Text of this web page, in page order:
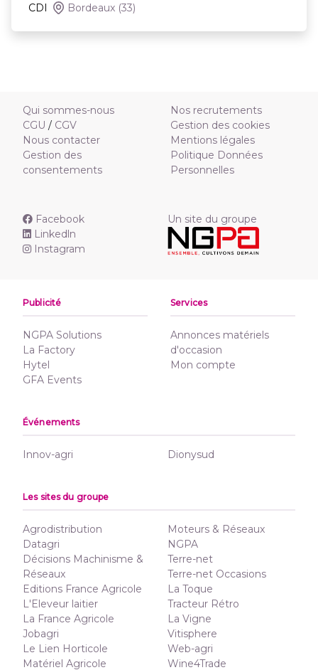
CDI Bordeaux (33)
Qui sommes-nous
CGU / CGV
Nous contacter
Gestion des
consentements
Nos recrutements
Gestion des cookies
Mentions légales
Politique Données
Personnelles
Facebook
Linkedln
Instagram
Un site du groupe
Publicité
NGPA Solutions
La Factory
Hytel
GFA Events
Services
Annonces matériels
d'occasion
Mon compte
Événements
Innov-agri Dionysud
Les sites du groupe
Agrodistribution
Datagri
Décisions Machinisme &
Réseaux
Editions France Agricole
L'Eleveur laitier
La France Agricole
Jobagri
Le Lien Horticole
Matériel Agricole
Moteurs & Réseaux
NGPA
Terre-net
Terre-net Occasions
La Toque
Tracteur Rétro
La Vigne
Vitisphere
Web-agri
Wine4Trade